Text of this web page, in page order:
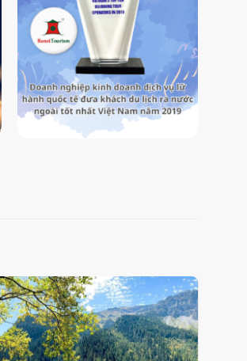
Add
to
wishlist